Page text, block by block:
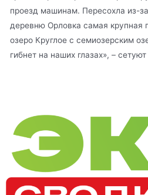
проезд машинам. Пересохла из-
деревню Орловка самая крупная
озеро Круглое с семиозерским
гибнет на наших глазах», –